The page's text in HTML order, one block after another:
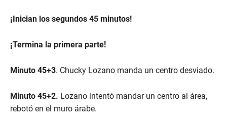
¡Inician los segundos 45 minutos!
¡Termina la primera parte!
Minuto 45+3. Chucky Lozano manda un centro desviado.
Minuto 45+2. Lozano intentó mandar un centro al área,
rebotó en el muro árabe.